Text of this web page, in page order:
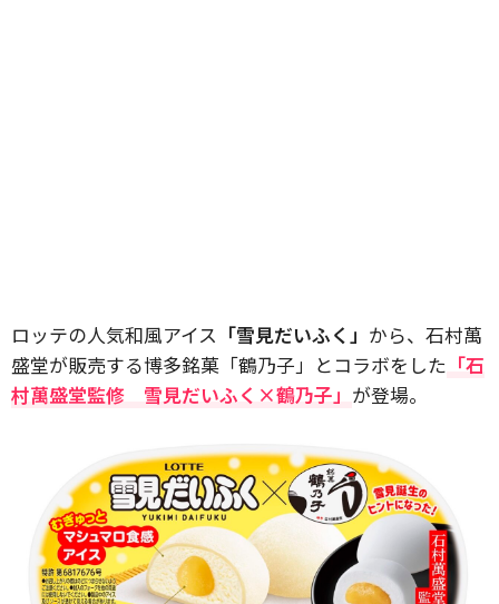
ロッテの人気和風アイス 「雪見だいふく」 から、石村萬
盛堂が販売する博多銘菓「鶴乃子」とコラボをした 「石
村萬盛堂監修 雪見だいふく×鶴乃子」 が登場。